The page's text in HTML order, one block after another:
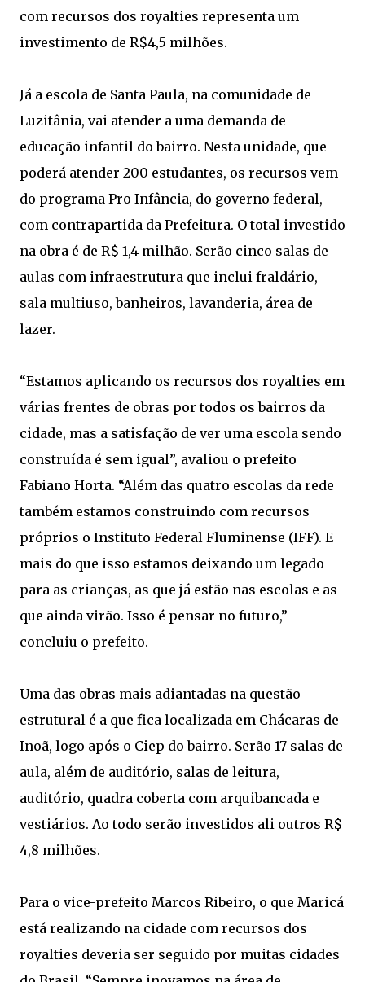
com recursos dos royalties representa um
investimento de R$4,5 milhões.
Já a escola de Santa Paula, na comunidade de
Luzitânia, vai atender a uma demanda de
educação infantil do bairro. Nesta unidade, que
poderá atender 200 estudantes, os recursos vem
do programa Pro Infância, do governo federal,
com contrapartida da Prefeitura. O total investido
na obra é de R$ 1,4 milhão. Serão cinco salas de
aulas com infraestrutura que inclui fraldário,
sala multiuso, banheiros, lavanderia, área de
lazer.
“Estamos aplicando os recursos dos royalties em
várias frentes de obras por todos os bairros da
cidade, mas a satisfação de ver uma escola sendo
construída é sem igual”, avaliou o prefeito
Fabiano Horta. “Além das quatro escolas da rede
também estamos construindo com recursos
próprios o Instituto Federal Fluminense (IFF). E
mais do que isso estamos deixando um legado
para as crianças, as que já estão nas escolas e as
que ainda virão. Isso é pensar no futuro,”
concluiu o prefeito.
Uma das obras mais adiantadas na questão
estrutural é a que fica localizada em Chácaras de
Inoã, logo após o Ciep do bairro. Serão 17 salas de
aula, além de auditório, salas de leitura,
auditório, quadra coberta com arquibancada e
vestiários. Ao todo serão investidos ali outros R$
4,8 milhões.
Para o vice-prefeito Marcos Ribeiro, o que Maricá
está realizando na cidade com recursos dos
royalties deveria ser seguido por muitas cidades